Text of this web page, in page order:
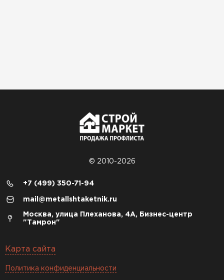
© 2010-2026
+7 (499) 350-71-94
mail@metallshtaketnik.ru
Москва, улица Плеханова, 4А, Бизнес-центр
"Тамрон"
Карта сайта
Политика конфиденциальности